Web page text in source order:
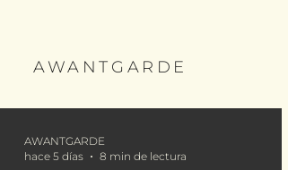
AWANTGARDE
AWANTGARDE
hace 5 días
8 min de lectura